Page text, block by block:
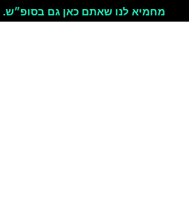
מחמיא לנו שאתם כאן גם בסופ״ש.